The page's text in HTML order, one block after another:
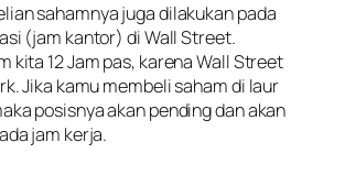
sahamnya juga dilakukan pada
(jam kantor) di Wall Street.
kita 12 Jam pas, karena Wall Street
Jika kamu membeli saham di laur
posisnya akan pending dan akan
jam kerja.